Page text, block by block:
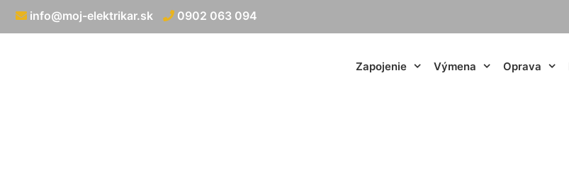
info@moj-elektrikar.sk 0902 063 094
Zapojenie Výmena Oprava